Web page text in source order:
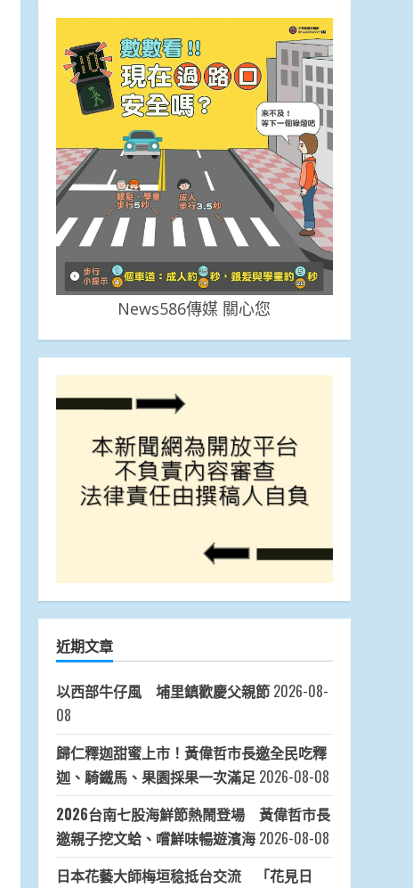
News586傳媒 關心您
近期文章
以西部牛仔風 埔里鎮歡慶父親節 2026-08-
08
歸仁釋迦甜蜜上市！黃偉哲市長邀全民吃釋
迦、騎鐵馬、果園採果一次滿足 2026-08-08
2026台南七股海鮮節熱鬧登場 黃偉哲市長
邀親子挖文蛤、嚐鮮味暢遊濱海 2026-08-08
日本花藝大師梅垣稔抵台交流 「花見日